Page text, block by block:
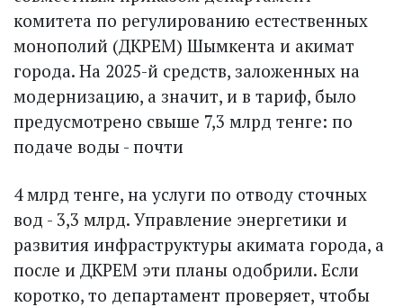
комитета по регулированию естественных
монополий (ДКРЕМ) Шымкента и акимат
города. На 2025-й средств, заложенных на
модернизацию, а значит, и в тариф, было
преду­смотрено свыше 7,3 млрд тенге: по
подаче воды - почти
4 млрд тенге, на услуги по отводу сточных
вод - 3,3 млрд. Управление энергетики и
развития инфраструктуры акимата города, а
после и ДКРЕМ эти планы одоб­рили. Если
коротко, то департамент проверяет, чтобы